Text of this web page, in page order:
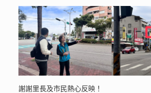
謝謝里長及市民熱心反映！